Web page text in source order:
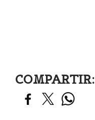
COMPARTIR: